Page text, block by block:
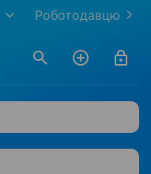
Роботодавцю